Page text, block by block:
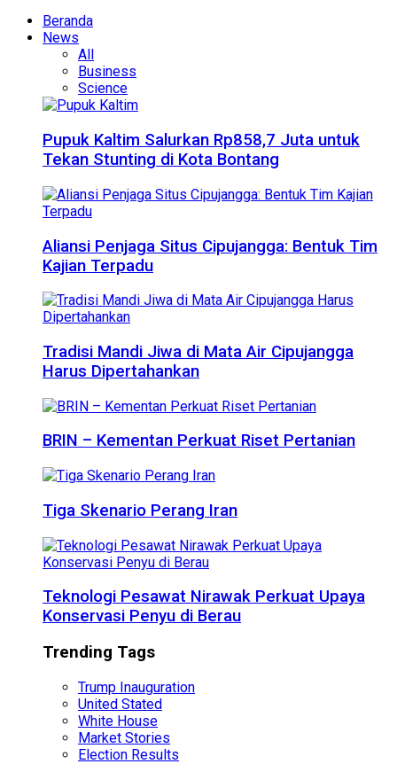
Beranda
News
All
Business
Science
Pupuk Kaltim Salurkan Rp858,7 Juta untuk
Tekan Stunting di Kota Bontang
Aliansi Penjaga Situs Cipujangga: Bentuk Tim
Kajian Terpadu
Tradisi Mandi Jiwa di Mata Air Cipujangga
Harus Dipertahankan
BRIN – Kementan Perkuat Riset Pertanian
Tiga Skenario Perang Iran
Teknologi Pesawat Nirawak Perkuat Upaya
Konservasi Penyu di Berau
Trending Tags
Trump Inauguration
United Stated
White House
Market Stories
Election Results